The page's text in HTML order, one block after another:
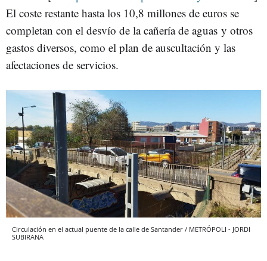
El coste restante hasta los 10,8 millones de euros se
completan con el desvío de la cañería de aguas y otros
gastos diversos, como el plan de auscultación y las
afectaciones de servicios.
Circulación en el actual puente de la calle de Santander / METRÓPOLI - JORDI
SUBIRANA